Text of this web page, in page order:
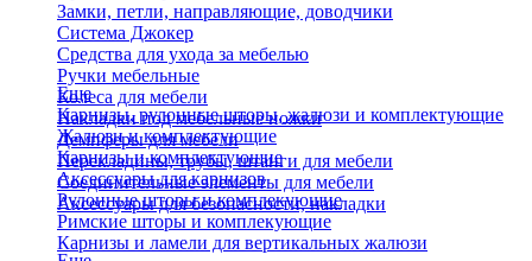
Замки, петли, направляющие, доводчики
Система Джокер
Средства для ухода за мебелью
Ручки мебельные
Колеса для мебели
Накладки под мебельные ножки
Демпферы для мебели
Перекладины, трубы, штанги для мебели
Соединительные элементы для мебели
Аксессуары для безопасности, накладки
Еще
Карнизы, рулонные шторы, жалюзи и комплектующие
Жалюзи и комплектующие
Карнизы и комплектующие
Аксессуары для карнизов
Рулонные шторы и комплекующие
Римские шторы и комплекующие
Карнизы и ламели для вертикальных жалюзи